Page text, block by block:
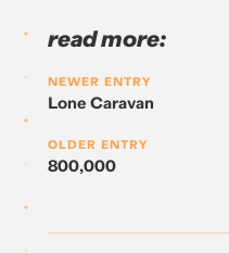
read more:
OLDER ENTRY
800,000
NEWER ENTRY
Lone Caravan